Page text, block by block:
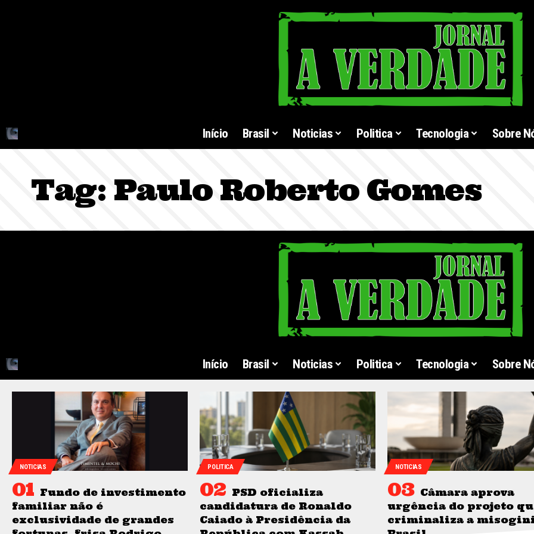
Início Brasil Noticias Politica Tecnologia Sobre
Tag: Paulo Roberto Gomes
Início Brasil Noticias Politica Tecnologia Sobre
NOTICIAS
Fundo de investimento
familiar não é
exclusividade de grandes
POLITICA
PSD oficializa
candidatura de Ronaldo
Caiado à Presidência da
NOTICIAS
Câmara aprova
urgência do projeto
criminaliza a